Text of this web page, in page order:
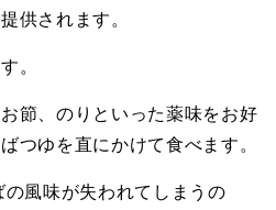
供されます。
。
節、のりといった薬味をお好
つゆを直にかけて食べます。
風味が失われてしまうの